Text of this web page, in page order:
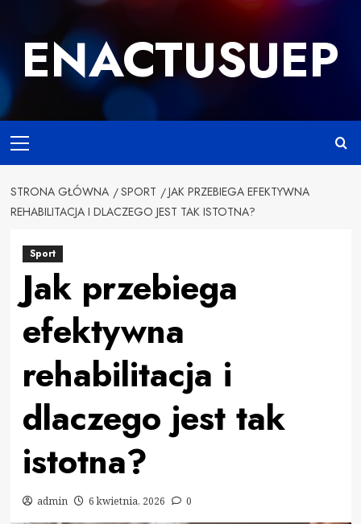
treściENACTUSUEP
Menu
STRONA GŁÓWNA SPORT
JAK PRZEBIEGA EFEKTYWNA
REHABILITACJA I DLACZEGO JEST TAK ISTOTNA?
Sport
Jak przebiega
efektywna
rehabilitacja i
dlaczego jest tak
istotna?
admin 6 kwietnia, 2026 0